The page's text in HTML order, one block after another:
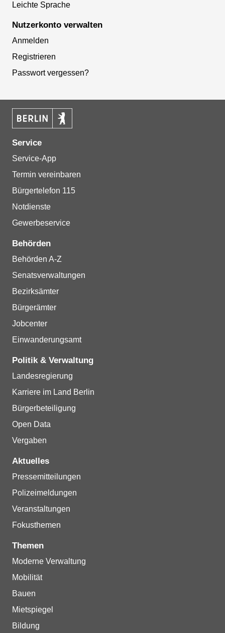
Leichte Sprache
Nutzerkonto verwalten
Anmelden
Registrieren
Passwort vergessen?
Service
Service-App
Termin vereinbaren
Bürgertelefon 115
Notdienste
Gewerbeservice
Behörden
Behörden A-Z
Senatsverwaltungen
Bezirksämter
Bürgerämter
Jobcenter
Einwanderungsamt
Politik & Verwaltung
Landesregierung
Karriere im Land Berlin
Bürgerbeteiligung
Open Data
Vergaben
Aktuelles
Pressemitteilungen
Polizeimeldungen
Veranstaltungen
Fokusthemen
Themen
Moderne Verwaltung
Mobilität
Bauen
Mietspiegel
Bildung